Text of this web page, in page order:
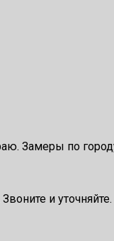
Замеры по
и уточняйте.